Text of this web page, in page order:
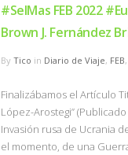
#SelMas FEB 2022
Brown J. Fernández
By Tico in Diario de Viaje, FEB,
Finalizábamos el Artículo
López-Arostegi”
Invasión rusa de Ucrania
el momento, de una